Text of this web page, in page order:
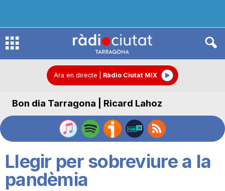
R
d
Ara en directe Ràdio Ciutat MIX
Bon dia Tarragona | Ricard Lahoz
Llegir per sobreviure a la
pandèmia